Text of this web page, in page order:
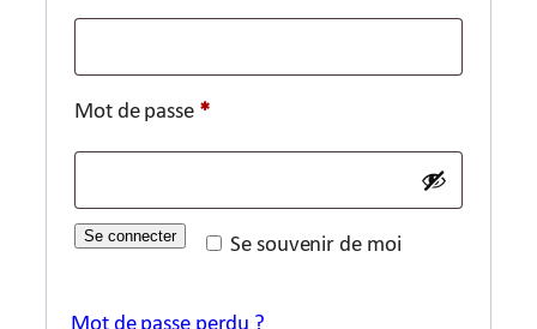
Mot de passe *Obligatoire
Se souvenir de moi
Se connecter